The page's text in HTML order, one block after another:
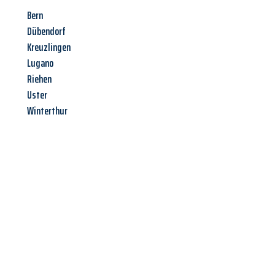
Bern
Dübendorf
Kreuzlingen
Lugano
Riehen
Uster
Winterthur